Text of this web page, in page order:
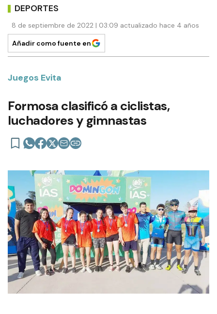
DEPORTES
8 de septiembre de 2022 | 03:09 actualizado hace 4 años
Añadir como fuente en
Juegos Evita
Formosa clasificó a ciclistas,
luchadores y gimnastas